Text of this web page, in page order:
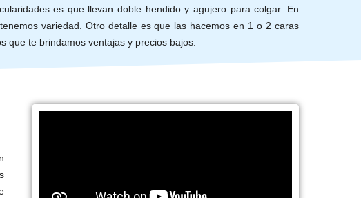
es que llevan doble hendido y agujero para colgar. En
variedad. Otro detalle es que las hacemos en 1 o 2 caras
que te brindamos ventajas y precios bajos.